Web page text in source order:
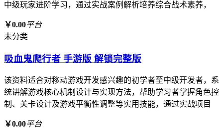
中级玩家进阶学习，通过实战案例解析培养综合战术素养，
￥0.00平台
未分类
吸血鬼爬行者 手游版 解锁完整版
该资料适合对移动游戏开发感兴趣的初学者至中级开发者，系
统讲解游戏核心机制设计与实现方法，帮助学习者掌握角色控
制、关卡设计及游戏平衡性调整等实用技能，通过实战项目
￥0.00平台